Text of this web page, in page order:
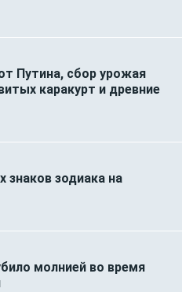
Путина, сбор урожая
каракурт и древние
знаков зодиака на
молнией во время